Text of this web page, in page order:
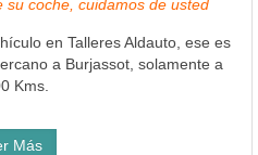
su coche, cuidamos de usted
en Talleres Aldauto, ese es
a Burjassot, solamente a
Kms.
Más